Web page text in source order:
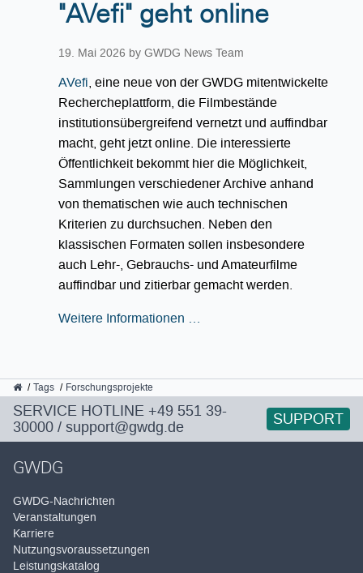
"AVefi" geht online
19. Mai 2026 by GWDG News Team
AVefi , eine neue von der GWDG mitentwickelte
Rechercheplattform, die Filmbestände
institutionsübergreifend vernetzt und auffindbar
macht, geht jetzt online. Die interessierte
Öffentlichkeit bekommt hier die Möglichkeit,
Sammlungen verschiedener Archive anhand
von thematischen wie auch technischen
Kriterien zu durchsuchen. Neben den
klassischen Formaten sollen insbesondere
auch Lehr-, Gebrauchs- und Amateurfilme
auffindbar und zitierbar gemacht werden.
Weitere Informationen …
GWDG
Tags Forschungsprojekte
SERVICE HOTLINE +49 551 39-
30000 / support@gwdg.de SUPPORT
GWDG
GWDG-Nachrichten
Veranstaltungen
Karriere
Nutzungsvoraussetzungen
Leistungskatalog